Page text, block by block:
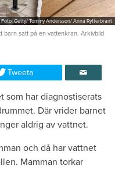
Foto: Getty/ Tommy Andersson/ Anna Rytterbrant
satt på en vattenkran. Arkivbild
Tweeta
som har diagnostiserats
Där vrider barnet
aldrig av vattnet.
och då har vattnet
Mamman torkar